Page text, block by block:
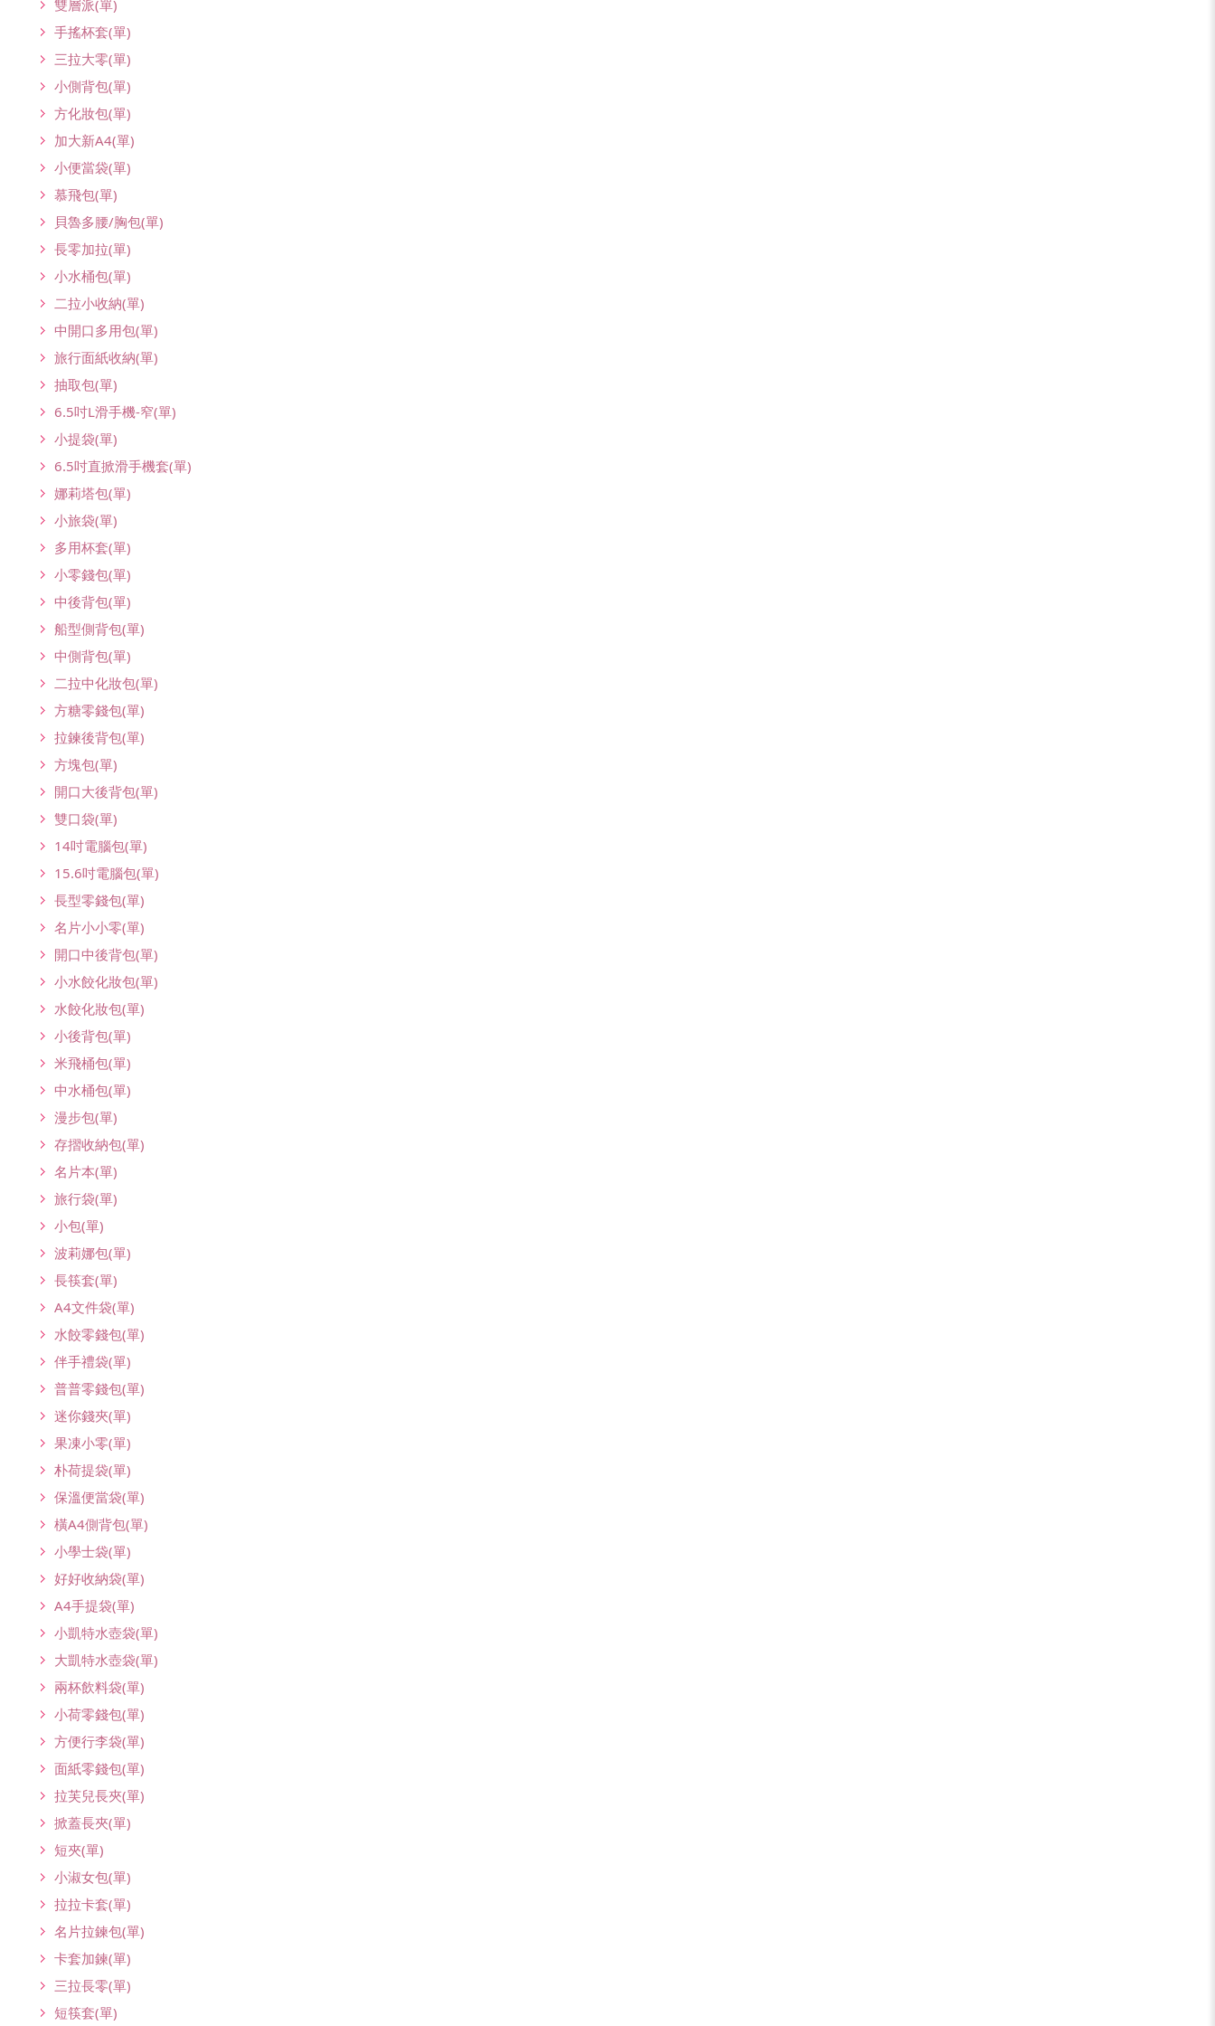
雙層派(單)
手搖杯套(單)
三拉大零(單)
小側背包(單)
方化妝包(單)
加大新A4(單)
小便當袋(單)
慕飛包(單)
貝魯多腰/胸包(單)
長零加拉(單)
小水桶包(單)
二拉小收納(單)
中開口多用包(單)
旅行面紙收納(單)
抽取包(單)
6.5吋L滑手機-窄(單)
小提袋(單)
6.5吋直掀滑手機套(單)
娜莉塔包(單)
小旅袋(單)
多用杯套(單)
小零錢包(單)
中後背包(單)
船型側背包(單)
中側背包(單)
二拉中化妝包(單)
方糖零錢包(單)
拉鍊後背包(單)
方塊包(單)
開口大後背包(單)
雙口袋(單)
14吋電腦包(單)
15.6吋電腦包(單)
長型零錢包(單)
名片小小零(單)
開口中後背包(單)
小水餃化妝包(單)
水餃化妝包(單)
小後背包(單)
米飛桶包(單)
中水桶包(單)
漫步包(單)
存摺收納包(單)
名片本(單)
旅行袋(單)
小包(單)
波莉娜包(單)
長筷套(單)
A4文件袋(單)
水餃零錢包(單)
伴手禮袋(單)
普普零錢包(單)
迷你錢夾(單)
果凍小零(單)
朴荷提袋(單)
保溫便當袋(單)
橫A4側背包(單)
小學士袋(單)
好好收納袋(單)
A4手提袋(單)
小凱特水壺袋(單)
大凱特水壺袋(單)
兩杯飲料袋(單)
小荷零錢包(單)
方便行李袋(單)
面紙零錢包(單)
拉芙兒長夾(單)
掀蓋長夾(單)
短夾(單)
小淑女包(單)
拉拉卡套(單)
名片拉鍊包(單)
卡套加鍊(單)
三拉長零(單)
短筷套(單)